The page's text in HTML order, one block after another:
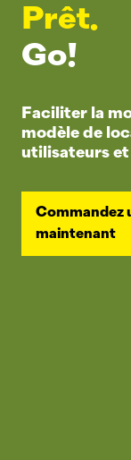
Prêt.
Go!
Faciliter la
modèle de
utilisateurs et
Commandez
maintenant